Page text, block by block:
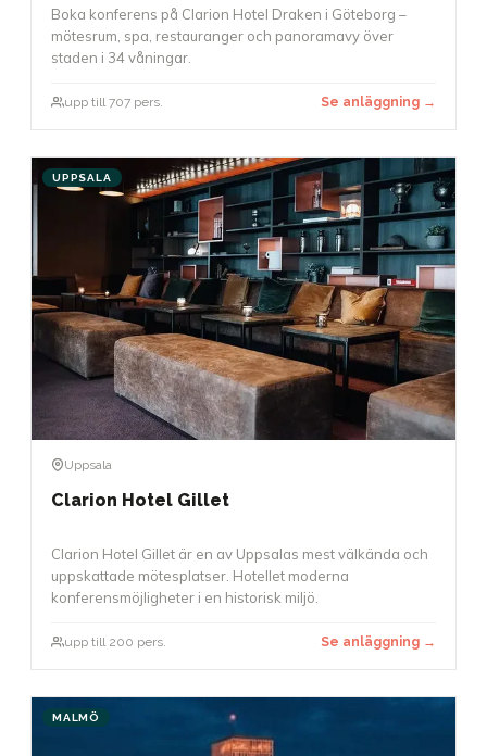
Boka konferens på Clarion Hotel Draken i Göteborg –
mötesrum, spa, restauranger och panoramavy över
staden i 34 våningar.
upp till 707 pers. Se anläggning →
UPPSALA
Uppsala
Clarion Hotel Gillet
Clarion Hotel Gillet är en av Uppsalas mest välkända och
uppskattade mötesplatser. Hotellet moderna
konferensmöjligheter i en historisk miljö.
upp till 200 pers. Se anläggning →
MALMÖ